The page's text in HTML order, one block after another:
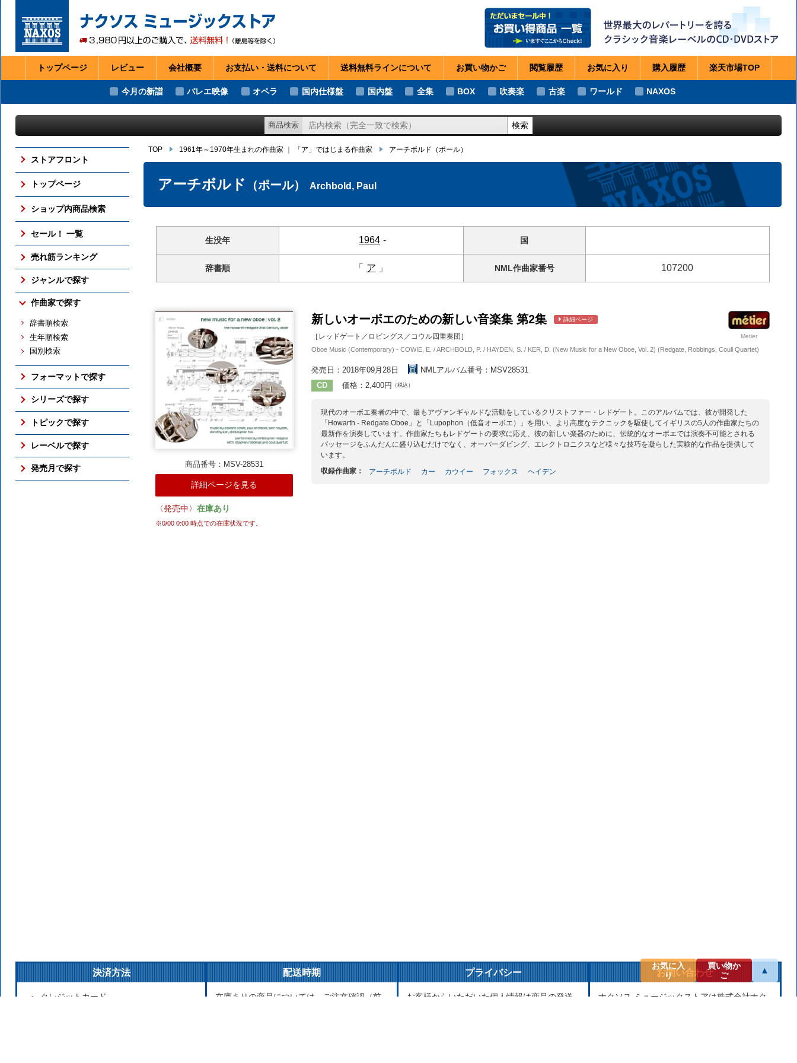
トップページ レビュー 会社概要 お支払い・送料について 送料無料ラインについて お買い物かご 閲覧履歴 お気に 入り 購入履歴 楽天市場TOP
今月の新譜 バレエ映像 オペラ 国内仕様盤 国内盤 全集 BOX 吹奏楽 古楽 ワールド NAXOS
商品検索 検索
ストアフロント
トップページ
ショップ内商品検索
セール！ 一覧
売れ筋ランキング
売れ筋の新譜
売れ筋のCD
売れ筋の映像メディア
売れ筋の交響曲
売れ筋のバレエ（映像）
売れ筋のピアノ
総合（上位300件）
予約ランキング
すべての売れ筋ランキング
ジャンルで探す
交響曲
協奏曲
室内楽曲
ピアノ曲
オペラ
吹奏楽
すべてのジャンル
作曲家で探す
辞書順検索
生年順検索
国別検索
フォーマットで探す
ボックス・セット
SACD
DVD / Blu-ray
フォーマットのTOP
シリーズで探す
アメリカン・クラシックス
ナクソス・ヒストリカル
期待の新進演奏家
シリーズのTOP
トピックで探す
さまざまな全集
国内仕様輸入盤
国内レーベル盤
レーベルで探す
NAXOS
ORFEO
発売月で探す
TOP 1961年～1970年生まれの作曲家 ｜ 「ア」ではじまる作曲家 アーチボルド （ポール）
アーチボルド （ポール） Archbold, Paul
生没年 1964 - 国
辞書順 「 ア 」 NML作曲家番号 107200
Metier
商品番号：MSV-28531
詳細ページを見る
〈発売中〉在庫あり
※0/00 0:00 時点での在庫状況です。
新しいオーボエのための新しい音楽集 第2集 詳細ページ
［レッドゲート／ロビングス／コウル四重奏団］
Oboe Music (Contemporary) - COWIE, E. / ARCHBOLD, P. / HAYDEN, S. / KER, D. (New Music for a New Oboe, Vol. 2) (Redgate, Robbings, Coull Quartet)
発売日：2018年09月28日
NMLアルバム番号：MSV28531
CD
価格：2,400円 （税込）
現代のオーボエ奏者の中で、最もアヴァンギャルドな活動をしているクリストファー・レドゲート。このアルバムでは、彼が開発した
「Howarth - Redgate Oboe」と「Lupophon（低音オーボエ）」を用い、より高度なテクニックを駆使してイギリスの5人の作曲家たちの
最新作を演奏しています。作曲家たちもレドゲートの要求に応え、彼の新しい楽器のために、伝統的なオーボエでは演奏不可能とされる
パッセージをふんだんに盛り込むだけでなく、オーバーダビング、エレクトロニクスなど様々な技巧を凝らした実験的な作品を提供して
います。
収録作曲家：
アーチボルド カー カウイー フォックス ヘイデン
決済方法
クレジットカード
配送時期
在庫ありの商品については、ご注文確認（前
プライバシー
お客様からいただいた個人情報は商品の発送
お問い合わせ
ナクソス ミュージックストアは株式会社ナク
お気に入
り
買い物か
ご
▲